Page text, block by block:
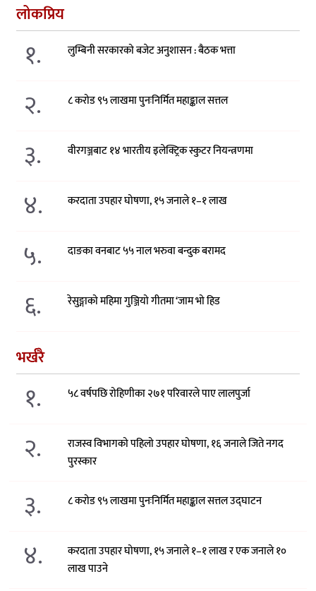
लोकप्रिय
१. लुम्बिनी सरकारको बजेट अनुशासन : बैठक भत्ता
२. ८ करोड ९५ लाखमा पुनःनिर्मित महाङ्काल सत्तल
३. वीरगञ्जबाट १४ भारतीय इलेक्ट्रिक स्कुटर नियन्त्रणमा
४. करदाता उपहार घोषणा, १५ जनाले १–१ लाख
५. दाङका वनबाट ५५ नाल भरुवा बन्दुक बरामद
६. रेसुङ्गाको महिमा गुञ्जियो गीतमा ‘जाम भो हिड
भर्खरै
१. ५८ वर्षपछि रोहिणीका २७१ परिवारले पाए लालपुर्जा
२.
राजस्व विभागको पहिलो उपहार घोषणा, १६ जनाले जिते नगद
पुरस्कार
३. ८ करोड ९५ लाखमा पुनःनिर्मित महाङ्काल सत्तल उद्घाटन
४.
करदाता उपहार घोषणा, १५ जनाले १–१ लाख र एक जनाले १०
लाख पाउने